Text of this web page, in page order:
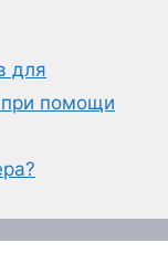
для
при помощи